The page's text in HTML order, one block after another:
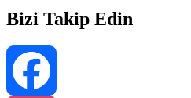
Bizi Takip Edin